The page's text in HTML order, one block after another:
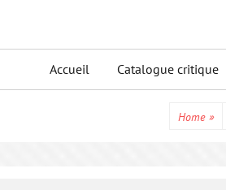
Accueil Catalogue critique
Home »